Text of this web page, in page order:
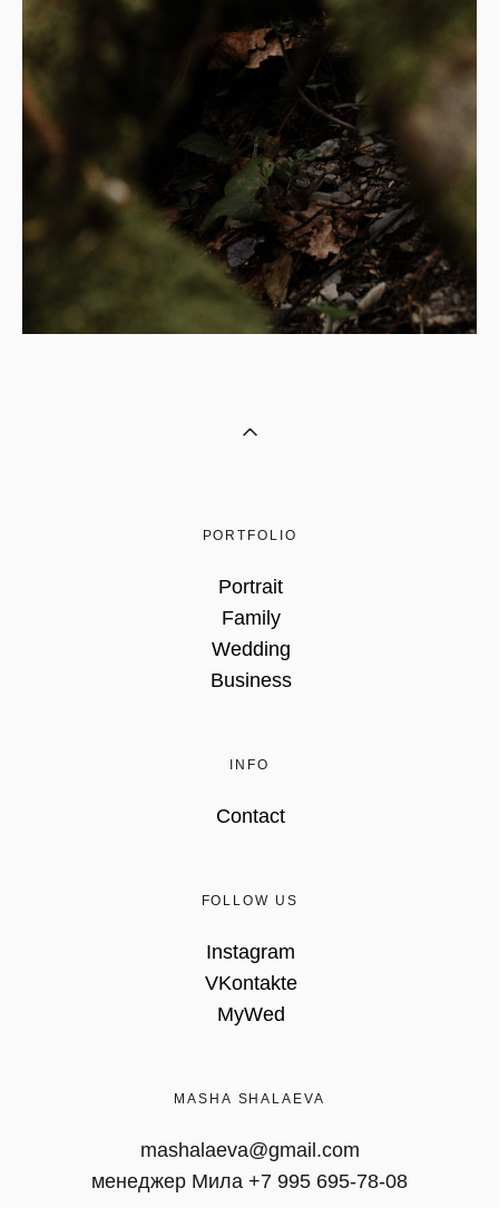
PORTFOLIO
Portrait
Family
Wedding
Business
INFO
Contact
FOLLOW US
Instagram
VKontakte
MyWed
MASHA SHALAEVA
mashalaeva@gmail.com
менеджер Мила +7 995 695-78-08